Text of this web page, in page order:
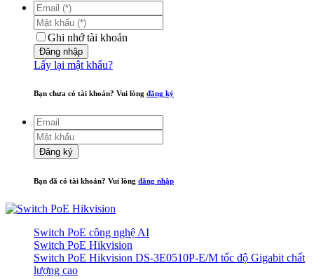
Ghi nhớ tài khoản
Đăng nhập
Lấy lại mật khẩu?
Bạn chưa có tài khoản? Vui lòng đăng ký
Đăng ký
Bạn đã có tài khoản? Vui lòng đăng nhập
Switch PoE công nghệ AI
Switch PoE Hikvision
Switch PoE Hikvision DS-3E0510P-E/M tốc độ Gigabit chất
lượng cao